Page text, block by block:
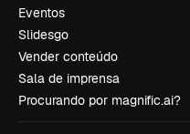
Eventos
Slidesgo
Vender conteúdo
Sala de imprensa
Procurando por magnific.ai?